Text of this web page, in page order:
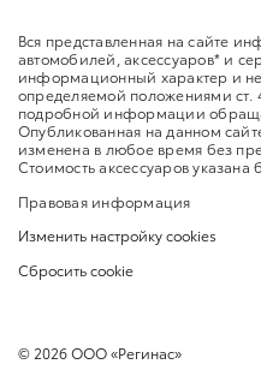
Вся представленная на сайте
автомобилей, аксессуаров* и
информационный характер и
определяемой положениями ст.
подробной информации
Опубликованная на данном
изменена в любое время без
Стоимость аксессуаров указана
Правовая информация
Изменить настройку cookies
Сбросить cookie
©2026ООО «Регинас»